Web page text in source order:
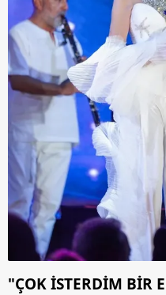
"ÇOK İSTERDİM BİR